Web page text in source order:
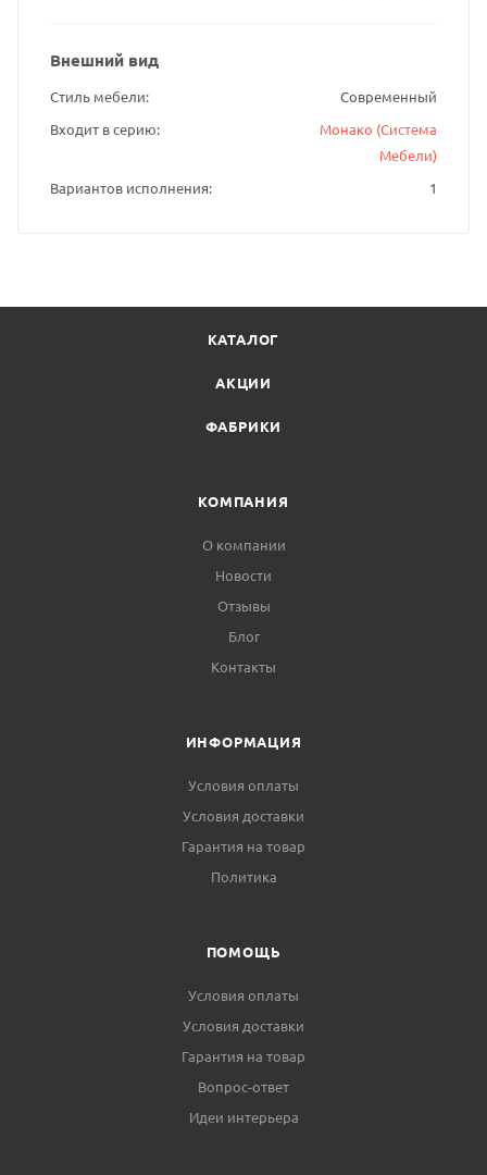
Внешний вид
Стиль мебели
Современный
Входит в серию
Монако (Система
Мебели)
Вариантов исполнения
1
КАТАЛОГ
АКЦИИ
ФАБРИКИ
КОМПАНИЯ
О компании
Новости
Отзывы
Блог
Контакты
ИНФОРМАЦИЯ
Условия оплаты
Условия доставки
Гарантия на товар
Политика
ПОМОЩЬ
Условия оплаты
Условия доставки
Гарантия на товар
Вопрос-ответ
Идеи интерьера